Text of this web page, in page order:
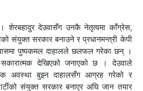
शेरबहादुर देउवासँग उनकै नेतृत्वमा काँग्रेस,
संयुक्त सरकार बनाउने र प्रधानमन्त्री केपी
पुष्पकमल दाहालले छलफल गरेका छन् ।
सकारात्मक देखिएको जनाएको छ । देउवाले
अवस्था बुझ्न दाहालसँग आग्रह गरेको र
संयुक्त सरकार बनाएर अघि जान तयार